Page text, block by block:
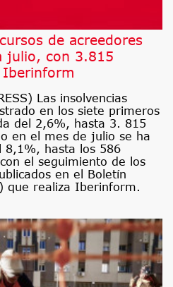
de acreedores
julio, con 3.815
Iberinform
Las insolvencias
en los siete primeros
del 2,6%, hasta 3. 815
en el mes de julio se ha
8,1%, hasta los 586
el seguimiento de los
en el Boletín
que realiza Iberinform.